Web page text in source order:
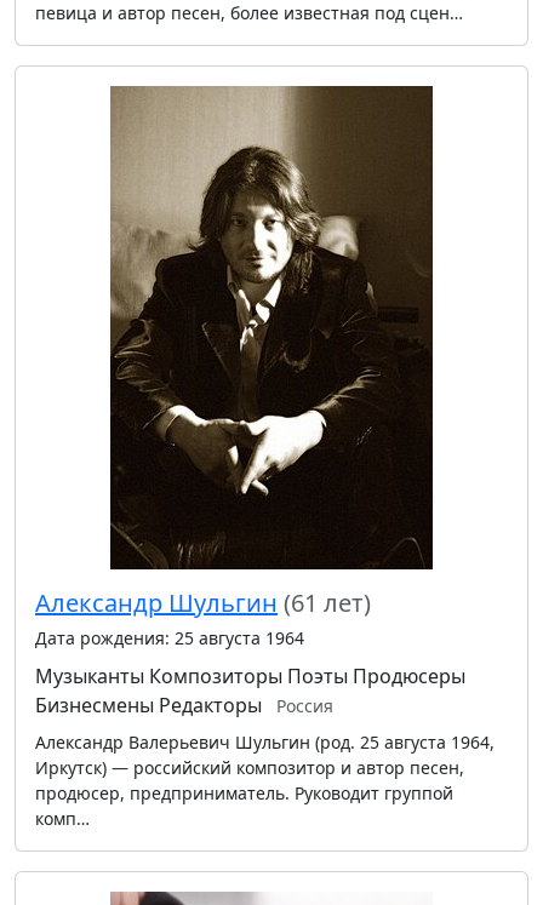
певица и автор песен, более известная под сцен…
Александр Шульгин (61 лет)
Дата рождения: 25 августа 1964
Музыканты Композиторы Поэты Продюсеры
Бизнесмены Редакторы
Россия
Александр Валерьевич Шульгин (род. 25 августа 1964,
Иркутск) — российский композитор и автор песен,
продюсер, предприниматель. Руководит группой
комп…